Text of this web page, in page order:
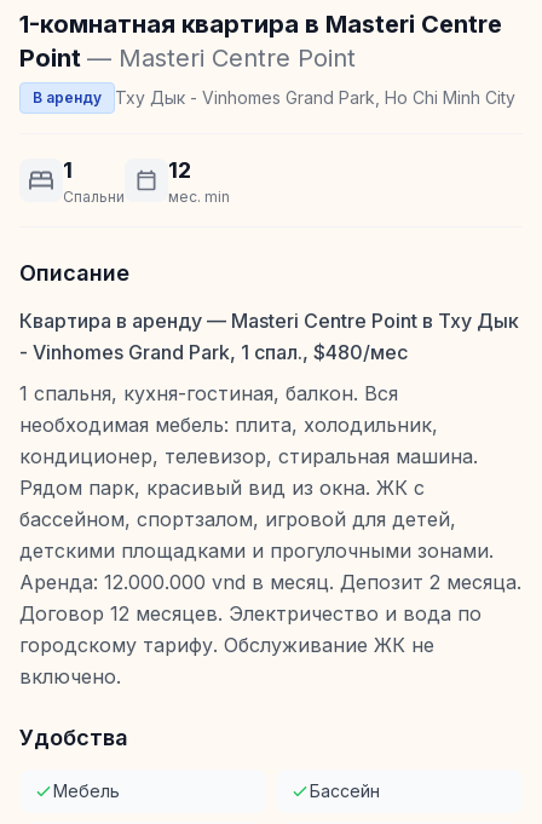
1-комнатная квартира в Masteri Centre
Point — Masteri Centre Point
В аренду Тху Дык - Vinhomes Grand Park, Ho Chi Minh City
1
Спальни
12
мес. min
Описание
Квартира в аренду — Masteri Centre Point в Тху Дык
- Vinhomes Grand Park, 1 спал., $480/мес
1 спальня, кухня-гостиная, балкон. Вся
необходимая мебель: плита, холодильник,
кондиционер, телевизор, стиральная машина.
Рядом парк, красивый вид из окна. ЖК с
бассейном, спортзалом, игровой для детей,
детскими площадками и прогулочными зонами.
Аренда: 12.000.000 vnd в месяц. Депозит 2 месяца.
Договор 12 месяцев. Электричество и вода по
городскому тарифу. Обслуживание ЖК не
включено.
Удобства
Мебель Бассейн